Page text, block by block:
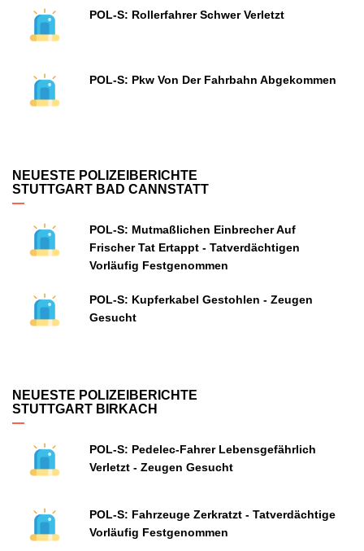
POL-S: Rollerfahrer Schwer Verletzt
POL-S: Pkw Von Der Fahrbahn Abgekommen
NEUESTE POLIZEIBERICHTE
STUTTGART BAD CANNSTATT
POL-S: Mutmaßlichen Einbrecher Auf
Frischer Tat Ertappt - Tatverdächtigen
Vorläufig Festgenommen
POL-S: Kupferkabel Gestohlen - Zeugen
Gesucht
NEUESTE POLIZEIBERICHTE
STUTTGART BIRKACH
POL-S: Pedelec-Fahrer Lebensgefährlich
Verletzt - Zeugen Gesucht
POL-S: Fahrzeuge Zerkratzt - Tatverdächtige
Vorläufig Festgenommen